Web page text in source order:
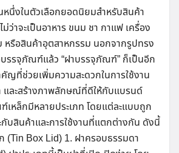
นึ่งในตัวเลือกยอดนิยมสำหรับสินค้า
ม่ว่าจะเป็นอาหาร ขนม ชา กาแฟ เครื่อง
หรือสินค้าอุตสาหกรรม นอกจากรูปทรง
รรจุภัณฑ์แล้ว “ฝาบรรจุภัณฑ์” ก็เป็นอีก
ญที่ช่วยเพิ่มความสะดวกในการใช้งาน
ละสร้างภาพลักษณ์ที่ดีให้กับแบรนด์
หล็กมีหลายประเภท โดยแต่ละแบบถูก
กับสินค้าและการใช้งานที่แตกต่างกัน ดังนี้
(Tin Box Lid) 1. ฝาครอบธรรมดา